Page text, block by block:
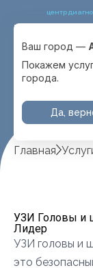
центр
Выбрать город
с. Отеген батыра
Ваш город —
Покажем
города.
Да,
Главная
УЗИ Головы и
Лидер
УЗИ головы и
это